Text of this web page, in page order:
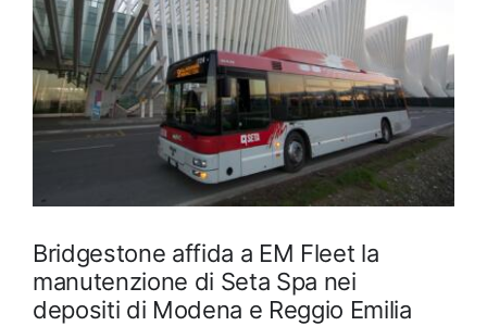
Bridgestone affida a EM Fleet la
manutenzione di Seta Spa nei
depositi di Modena e Reggio Emilia